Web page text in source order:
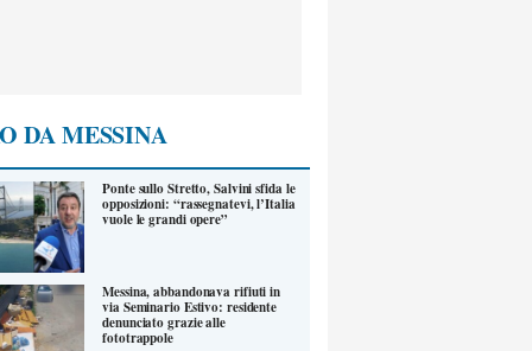
DA MESSINA
Ponte sullo Stretto, Salvini sfida le
opposizioni: “rassegnatevi, l’Italia
vuole le grandi opere”
Messina, abbandonava rifiuti in
via Seminario Estivo: residente
denunciato grazie alle
fototrappole